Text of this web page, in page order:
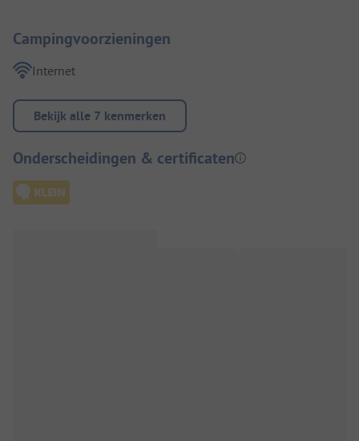
Campingvoorzieningen
Internet
Bekijk alle 7 kenmerken
Onderscheidingen & certificaten